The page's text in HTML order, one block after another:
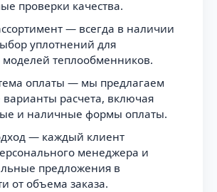
проверки качества.
— всегда в наличии
уплотнений для
теплообменников.
оплаты — мы предлагаем
расчета, включая
и наличные формы оплаты.
— каждый клиент
менеджера и
предложения в
от объема заказа.